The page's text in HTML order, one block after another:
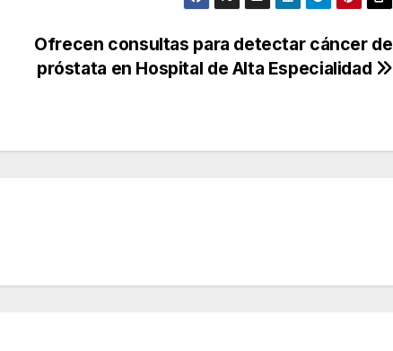
Ofrecen consultas para detectar cáncer de
próstata en Hospital de Alta Especialidad